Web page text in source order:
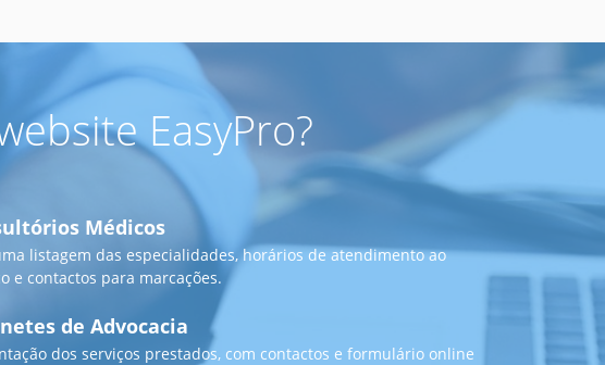
EasyPro?
Médicos
listagem das especialidades, horários de atendimento ao
e contactos para marcações.
de Advocacia
dos serviços prestados, com contactos e formulário online